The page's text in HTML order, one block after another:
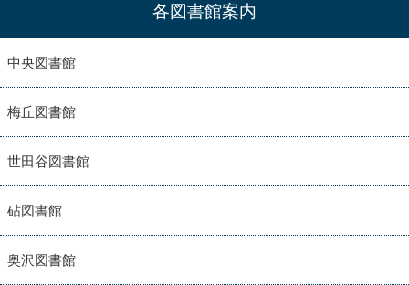
各図書館案内
中央図書館
梅丘図書館
世田谷図書館
砧図書館
奥沢図書館